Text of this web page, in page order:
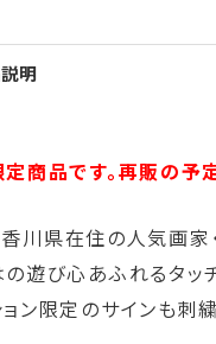
明
商品です。再販の予
香川県在住の人気画
遊び心あふれるタッ
ン限定のサインも刺